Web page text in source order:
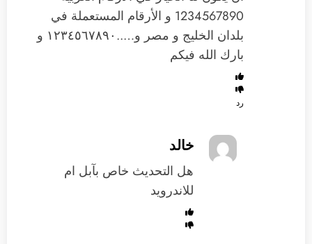
1234567890 و الأرقام المستعملة في
بلدان الخليج و مصر و…..١٢٣٤٥٦٧٨٩٠ و
بارك الله فيكم
رد
خالد
هل التحديث خاص بآبل ام
للاندرويد